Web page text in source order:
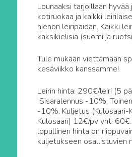
Lounaaksi tarjoillaan
kotiruokaa ja kaikki
hienon leiripaidan. Kaikki
kaksikielisiä (suomi ja
Tule mukaan viettämään
kesäviikko kanssamme!
Leirin hinta: 290€/leiri (5
Sisaralennus -10%,
-10%. Kuljetus (Kulosaari-
Kulosaari) 12€/pv yht.
lopullinen hinta on
kuljetukseen osallistuvien